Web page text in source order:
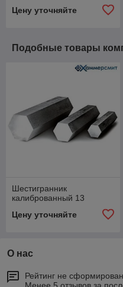
Цену уточняйте
Подобные товары
Шестигранник
калиброванный 13
Цену уточняйте
О нас
Рейтинг не сформирован